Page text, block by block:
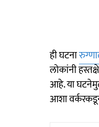
ही घटना
लोकांनी
आहे. या
आशा